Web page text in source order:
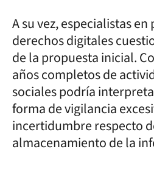
A su vez, especialistas
derechos digitales
de la propuesta inicial.
años completos de
sociales podría
forma de vigilancia
incertidumbre respecto
almacenamiento de la